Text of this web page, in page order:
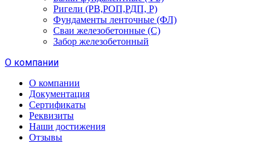
Ригели (РВ,РОП,РДП, Р)
Фундаменты ленточные (ФЛ)
Сваи железобетонные (С)
Забор железобетонный
О компании
О компании
Документация
Сертификаты
Реквизиты
Наши достижения
Отзывы